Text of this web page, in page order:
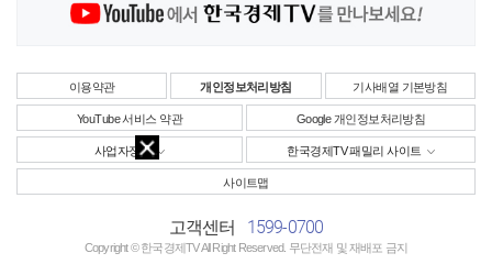
YouTube 서비스 약관 Google 개인정보처리방침